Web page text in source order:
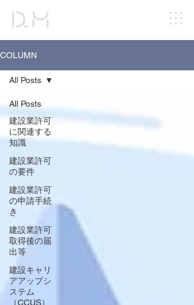
COLUMN
All Posts
建設業許可
に関連する
知識
建設業許可
の要件
建設業許可
の申請手続
き
建設業許可
取得後の届
出等
建設キャリ
アアップシ
ステム
（CCUS）
All Posts